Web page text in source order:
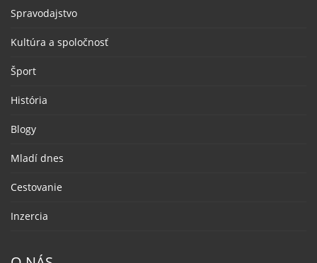
Spravodajstvo
Kultúra a spoločnosť
Šport
História
Blogy
Mladí dnes
Cestovanie
Inzercia